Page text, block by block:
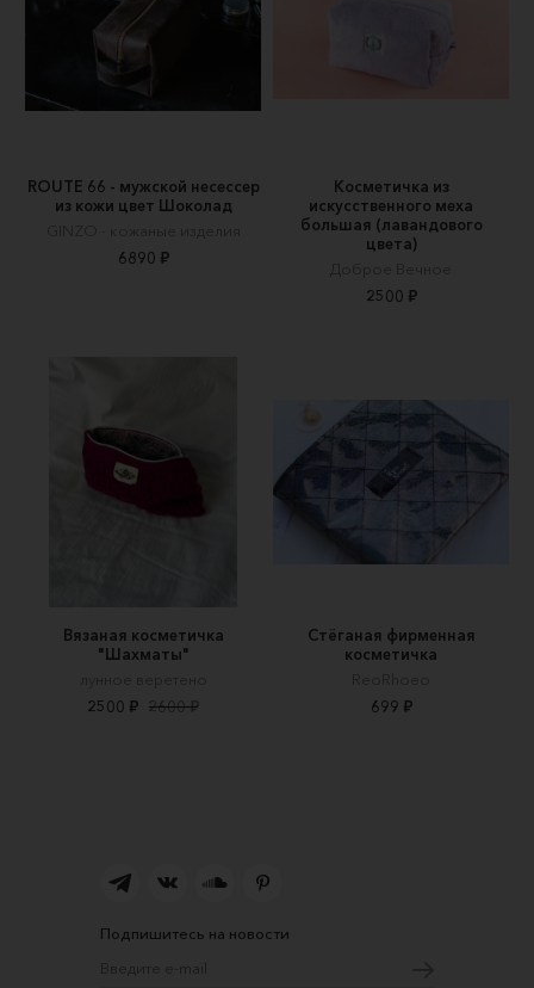
ROUTE 66 - мужской несессер
из кожи цвет Шоколад
GINZO - кожаные изделия
6890 ₽
Косметичка из
искусственного меха
большая (лавандового
цвета)
Доброе Вечное
2500 ₽
Вязаная косметичка
"Шахматы"
лунное веретено
2500 ₽ 2600 ₽
Стёганая фирменная
косметичка
ReoRhoeo
699 ₽
Подпишитесь на новости